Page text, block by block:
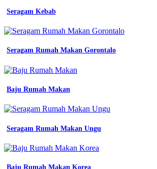
asn
pdh
satpam
kemeja
kerja
seragam
pns
pria
toko
olahraga
baju
Seragam Kebab
Seragam Rumah Makan Gorontalo
Baju Rumah Makan
Seragam Rumah Makan Ungu
Baju Rumah Makan Korea